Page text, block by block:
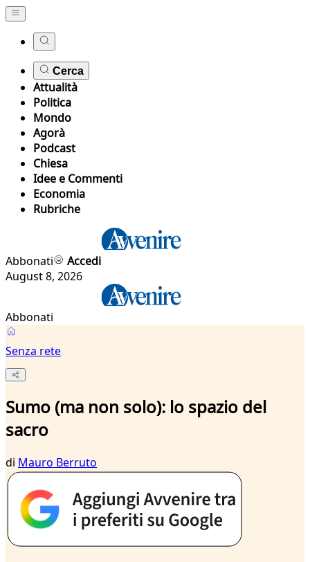
Cerca
Attualità
Politica
Mondo
Agorà
Podcast
Chiesa
Idee e Commenti
Economia
Rubriche
Abbonati
Accedi
August 8, 2026
Abbonati
Senza rete
Sumo (ma non solo): lo spazio del
sacro
di Mauro Berruto